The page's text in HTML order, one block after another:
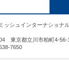
ッシュインターナショナ
東京都立川市柏町4-56-1
7650